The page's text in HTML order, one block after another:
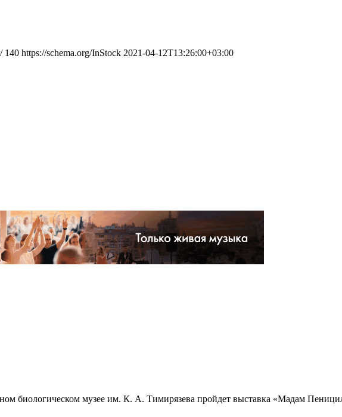
140 https://schema.org/InStock 2021-04-12T13:26:00+03:00
биологическом музее им. К. А. Тимирязева пройдет выставка «Мадам